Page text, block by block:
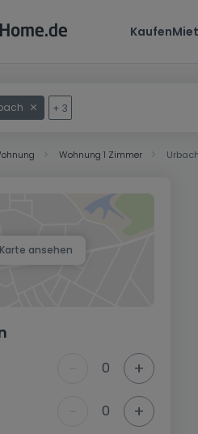
Kaufen
+ 3
Wohnung 1 Zimmer Urbach
Karte ansehen
0 +
0 +